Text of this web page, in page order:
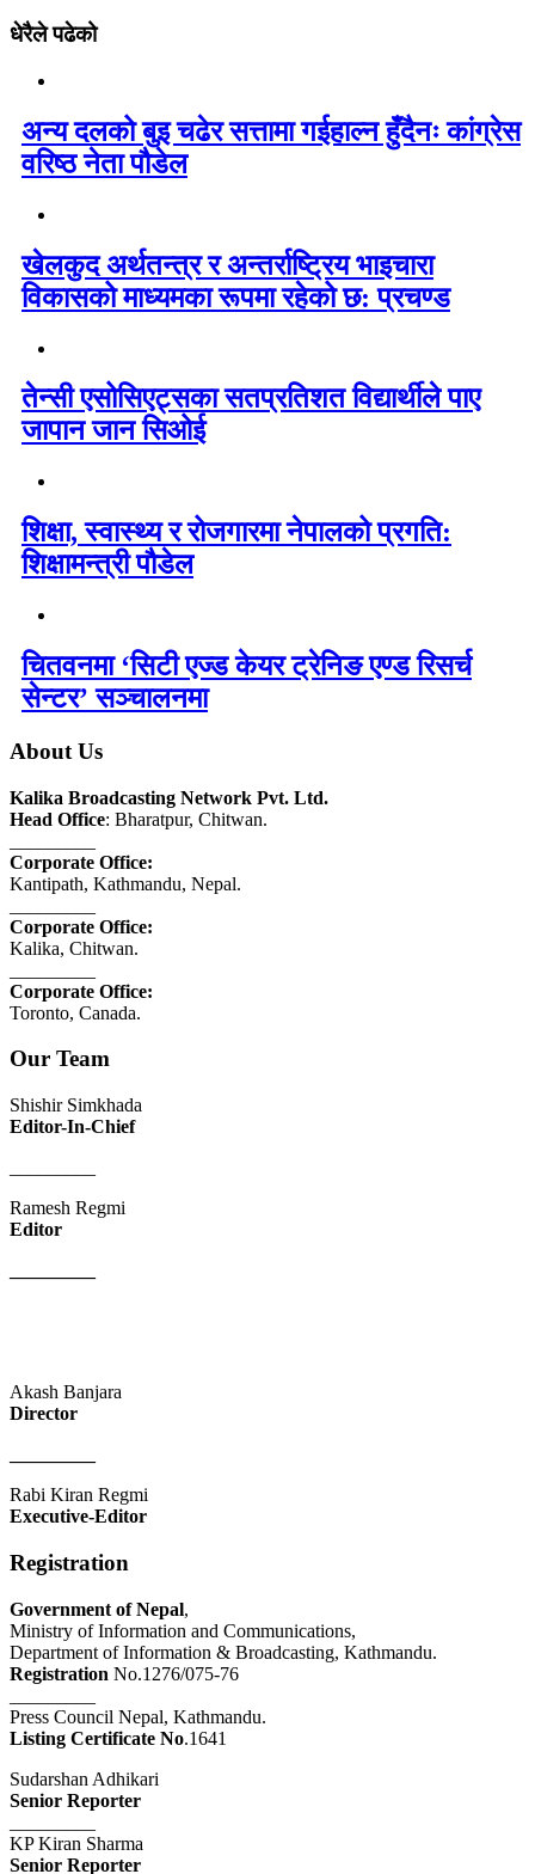
धेरैले पढेको
अन्य दलको बुइ चढेर सत्तामा गईहाल्न हुँदैनः कांग्रेस
वरिष्ठ नेता पौडेल
खेलकुद अर्थतन्त्र र अन्तर्राष्ट्रिय भाइचारा
विकासको माध्यमका रूपमा रहेको छ: प्रचण्ड
तेन्सी एसोसिएट्सका सतप्रतिशत विद्यार्थीले पाए
जापान जान सिओई
शिक्षा, स्वास्थ्य र रोजगारमा नेपालको प्रगति:
शिक्षामन्त्री पौडेल
चितवनमा ‘सिटी एज्ड केयर ट्रेनिङ एण्ड रिसर्च
सेन्टर’ सञ्चालनमा
About Us
Kalika Broadcasting Network Pvt. Ltd.
Head Office: Bharatpur, Chitwan.
Corporate Office:
Kantipath, Kathmandu, Nepal.
Corporate Office:
Kalika, Chitwan.
Corporate Office:
Toronto, Canada.
Our Team
Shishir Simkhada
Editor-In-Chief
Ramesh Regmi
Editor
Akash Banjara
Director
Rabi Kiran Regmi
Executive-Editor
Registration
Government of Nepal,
Ministry of Information and Communications,
Department of Information & Broadcasting, Kathmandu.
Registration No.1276/075-76
Press Council Nepal, Kathmandu.
Listing Certificate No.1641
Sudarshan Adhikari
Senior Reporter
KP Kiran Sharma
Senior Reporter